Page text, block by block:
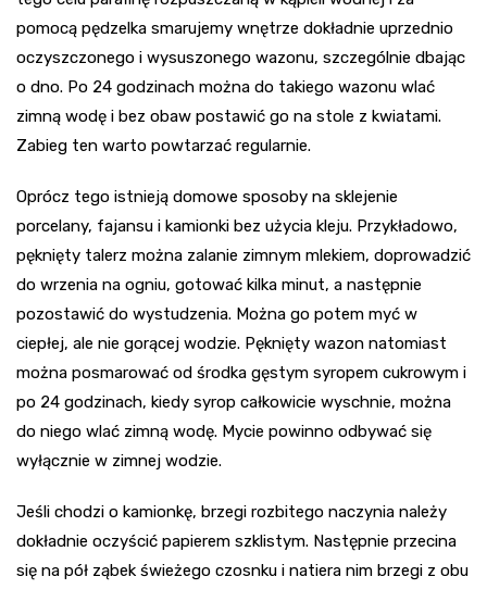
pomocą pędzelka smarujemy wnętrze dokładnie uprzednio
oczyszczonego i wysuszonego wazonu, szczególnie dbając
o dno. Po 24 godzinach można do takiego wazonu wlać
zimną wodę i bez obaw postawić go na stole z kwiatami.
Zabieg ten warto powtarzać regularnie.
Oprócz tego istnieją domowe sposoby na sklejenie
porcelany, fajansu i kamionki bez użycia kleju. Przykładowo,
pęknięty talerz można zalanie zimnym mlekiem, doprowadzić
do wrzenia na ogniu, gotować kilka minut, a następnie
pozostawić do wystudzenia. Można go potem myć w
ciepłej, ale nie gorącej wodzie. Pęknięty wazon natomiast
można posmarować od środka gęstym syropem cukrowym i
po 24 godzinach, kiedy syrop całkowicie wyschnie, można
do niego wlać zimną wodę. Mycie powinno odbywać się
wyłącznie w zimnej wodzie.
Jeśli chodzi o kamionkę, brzegi rozbitego naczynia należy
dokładnie oczyścić papierem szklistym. Następnie przecina
się na pół ząbek świeżego czosnku i natiera nim brzegi z obu